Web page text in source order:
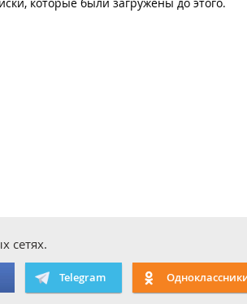
сетях.
Telegram